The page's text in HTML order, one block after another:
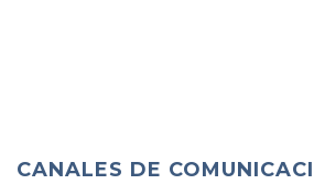
CANALES DE